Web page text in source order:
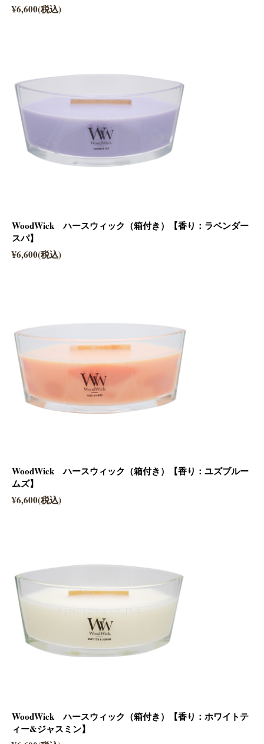
¥6,600(税込)
WoodWick ハースウィック（箱付き）【香り：ラベンダー
スパ】
¥6,600(税込)
WoodWick ハースウィック（箱付き）【香り：ユズブルー
ムズ】
¥6,600(税込)
WoodWick ハースウィック（箱付き）【香り：ホワイトテ
ィー&ジャスミン】